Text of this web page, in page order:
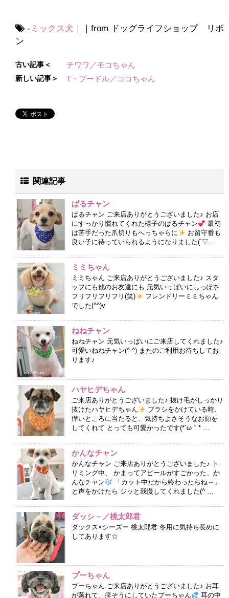
- ミックス犬 ｜｜from ドッグライフショップ リボ
ン
古い記事＜ チワワ／モコちゃん
新しい記事＞ T・プードル／ココちゃん
関連記事
ぱるチャン
ぱるチャン ご来店ありがとうございました♪ お店
にすっかり慣れてくれた様子のぱるチャン
最初
は苦手だった爪切りもへっちゃらに
お留守番も
良い子に待っていられるようになりました(´▽ …
ミミちゃん
ミミちゃん ご来店ありがとうございました♪ スタ
ッフにも他のお友達にも 元気いっぱいにしっぽを
フリフリフリフリ(笑)
フレンドリーミミちゃん
でした(^^)v
ねねチャン
ねねチャン 元気いっぱいにご来店してくれました♪
可愛いねねチャン(^-^) またのご利用お待ちしてお
ります♪
ハヤヒデちゃん
ご来店ありがとうございました♪ 抜け毛がしっかり
抜けたハヤヒデちゃん
ブラシをかけている時、
痒いところに当たると、気持ちよさそうなお顔を
してくれて とっても可愛かったです(*´ω｀* …
かんなチャン
かんなチャン ご来店ありがとうございました♪ ト
リミング中、 かまってアピールがすごかった、か
んなチャン
「カット中だから終わったらね～」
と声をかけたら ジッと我慢してくれました(^ …
ダッシ－／桃太郎君
ダックス×シーズー 桃太郎君 冬用に気持ち長めに
してあります☆
プーちゃん
プーちゃん ご来店ありがとうございました♪ お耳
が蒸れて、痒そうにしていたプーちゃん
耳の中